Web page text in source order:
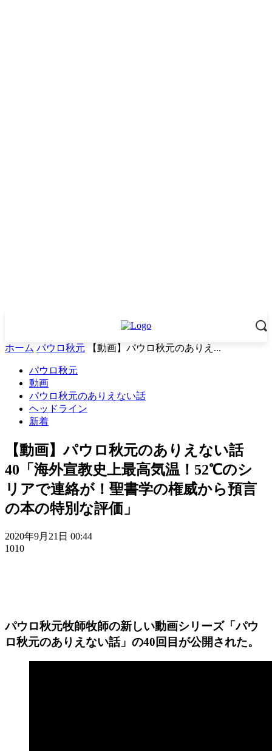
ホーム パウロ秋元 【動画】パウロ秋元のありえ...
パウロ秋元
動画
パウロ秋元のありえない話
ヘッドライン
新着
【動画】パウロ秋元のありえない話
40「海外宣教史上最高気温！52℃のシ
リアで連絡が！聖書学の権威から預言
の本の特別な評価」
2020年9月21日 00:44
1010
パウロ秋元牧師牧師の新しい動画シリーズ「パウ
ロ秋元のありえない話」の40回目が公開された。